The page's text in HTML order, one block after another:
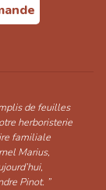
de feuilles
herboristerie
familiale
Marius,
Pinot. ”